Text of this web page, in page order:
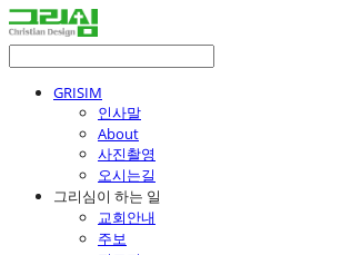
GRISIM
인사말
About
사진촬영
오시는길
그리심이 하는 일
교회안내
주보